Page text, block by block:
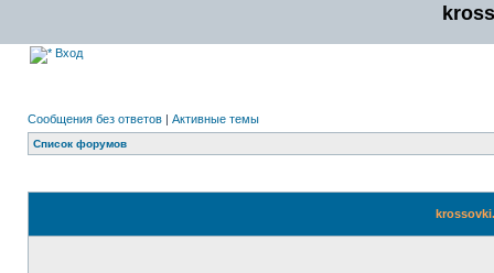
Вход
Сообщения без ответов | Активные темы
Список форумов